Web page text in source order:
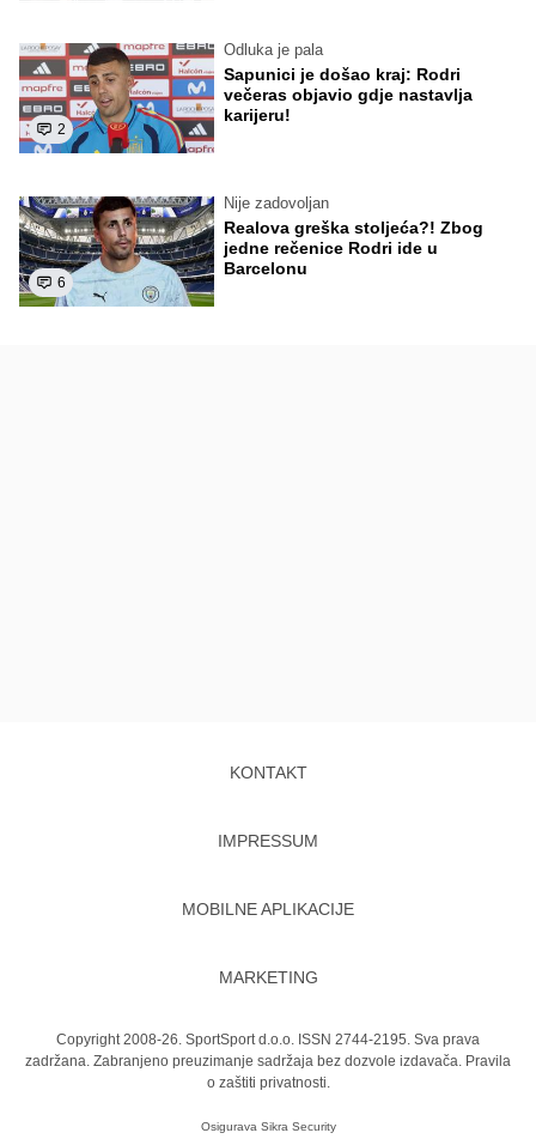
2
Odluka je pala
Sapunici je došao kraj: Rodri
večeras objavio gdje nastavlja
karijeru!
6
Nije zadovoljan
Realova greška stoljeća?! Zbog
jedne rečenice Rodri ide u
Barcelonu
KONTAKT
IMPRESSUM
MOBILNE APLIKACIJE
MARKETING
Copyright 2008-26. SportSport d.o.o. ISSN 2744-2195. Sva prava
zadržana. Zabranjeno preuzimanje sadržaja bez dozvole izdavača. Pravila
o zaštiti privatnosti.
Osigurava Sikra Security